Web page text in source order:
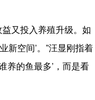
又投入养殖升级。如
新空间’。”汪显刚指着
养的鱼最多’，而是看